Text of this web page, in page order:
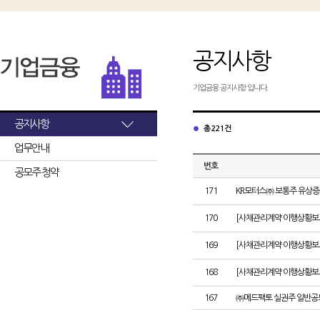
공지사항
업무안내
공모주 청약
공지사항
기업금융 공지사항 입니다.
총 221건
번호
171 KR모터스㈜ 보통주 유상
170 [사채관리계약 이행상황
169 [사채관리계약 이행상황
168 [사채관리계약 이행상황
167 ㈜메드팩토 실권주 일반공